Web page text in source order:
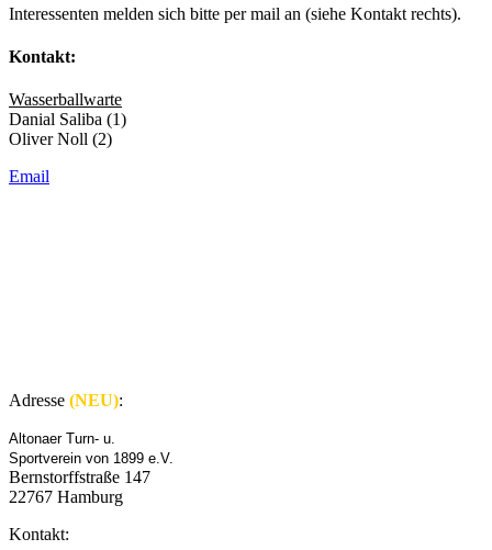
Interessenten melden sich bitte per mail an (siehe Kontakt rechts).
Kontakt:
Wasserballwarte
Danial Saliba (1)
Oliver Noll (2)
Email
Adresse (NEU):
Altonaer Turn- u.
Sportverein von 1899 e.V.
Bernstorffstraße 147
22767 Hamburg
Kontakt: